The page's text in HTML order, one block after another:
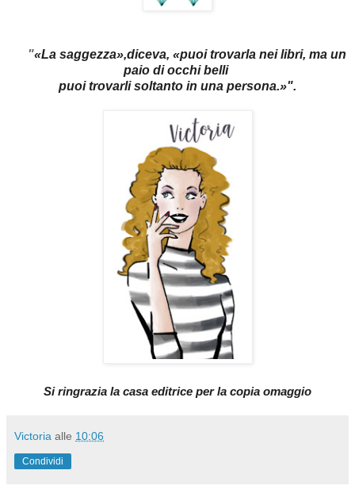
"«La saggezza»,diceva, «puoi trovarla nei libri, ma un
paio di occhi belli
puoi trovarli soltanto in una persona.»".
Si ringrazia la casa editrice per la copia omaggio
Victoria alle 10:06
Condividi